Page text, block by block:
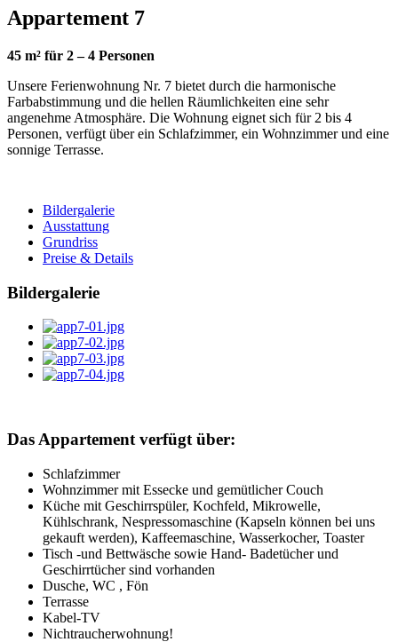
Appartement 7
45 m² für 2 – 4 Personen
Unsere Ferienwohnung Nr. 7 bietet durch die harmonische
Farbabstimmung und die hellen Räumlichkeiten eine sehr
angenehme Atmosphäre. Die Wohnung eignet sich für 2 bis 4
Personen, verfügt über ein Schlafzimmer, ein Wohnzimmer und eine
sonnige Terrasse.
Bildergalerie
Ausstattung
Grundriss
Preise & Details
Bildergalerie
Das Appartement verfügt über:
Schlafzimmer
Wohnzimmer mit Essecke und gemütlicher Couch
Küche mit Geschirrspüler, Kochfeld, Mikrowelle,
Kühlschrank, Nespressomaschine (Kapseln können bei uns
gekauft werden), Kaffeemaschine, Wasserkocher, Toaster
Tisch -und Bettwäsche sowie Hand- Badetücher und
Geschirrtücher sind vorhanden
Dusche, WC , Fön
Terrasse
Kabel-TV
Nichtraucherwohnung!